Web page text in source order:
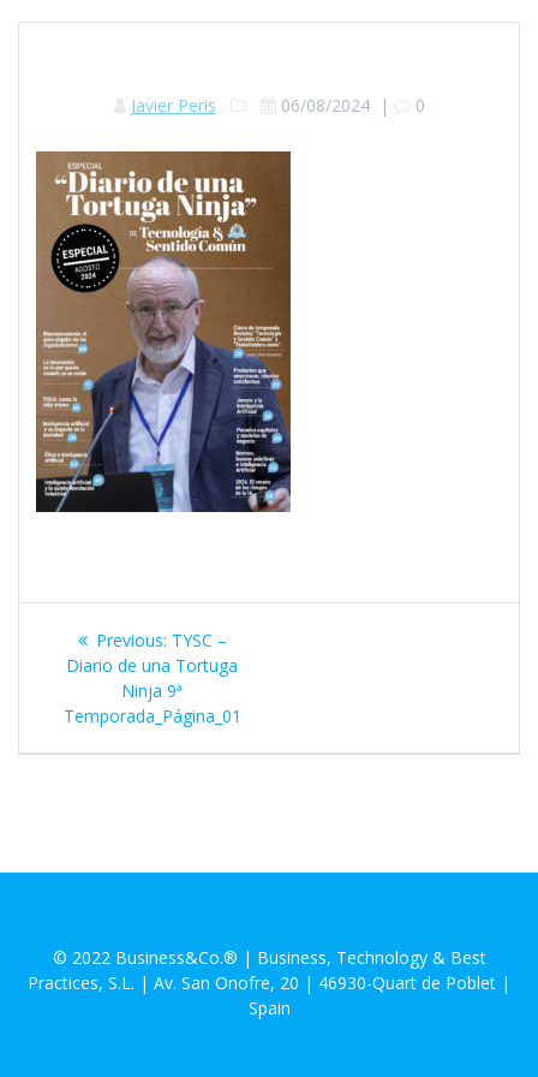
Javier Peris 06/08/2024| 0
Navegación
entradas
Previous: Previous
post:
TYSC –
Diario de una Tortuga
Ninja 9ª
Temporada_Página_01
© 2022 Business&Co.® | Business, Technology & Best
Practices, S.L. | Av. San Onofre, 20 | 46930-Quart de Poblet |
Spain